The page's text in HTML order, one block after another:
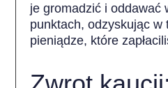
je gromadzić i oddawać
punktach, odzyskując w
pieniądze, które